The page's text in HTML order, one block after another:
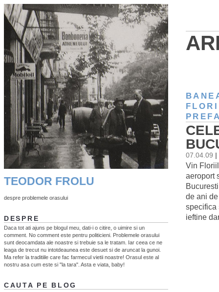
07.04.09
Vin
aeroport
de ani
specifica
ieftine
TEODOR FROLU
despre problemele orasului
DESPRE
Daca tot ati ajuns pe blogul meu, dati-i o citire, o uimire si un
comment. No comment este pentru politicieni. Problemele orasului
sunt deocamdata ale noastre si trebuie sa le tratam. Iar ceea ce ne
leaga de trecut nu intotdeaunea este desuet si de aruncat la gunoi.
Ma refer la traditiile care fac farmecul vietii noastre! Orasul este al
nostru asa cum este si "la tara". Asta e viata, baby!
CAUTA PE BLOG